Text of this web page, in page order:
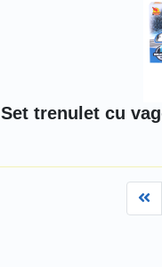
Set trenulet cu